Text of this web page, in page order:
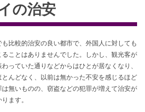
の治安
比較的治安の良い都市で、外国人に対しても
ことはありませんでした。しかし、観光客が
っていた通りなどからはひとが居なくなり、
んどなく、以前は無かった不安を感じるほど
無いものの、窃盗などの犯罪が増えて治安が
ます。